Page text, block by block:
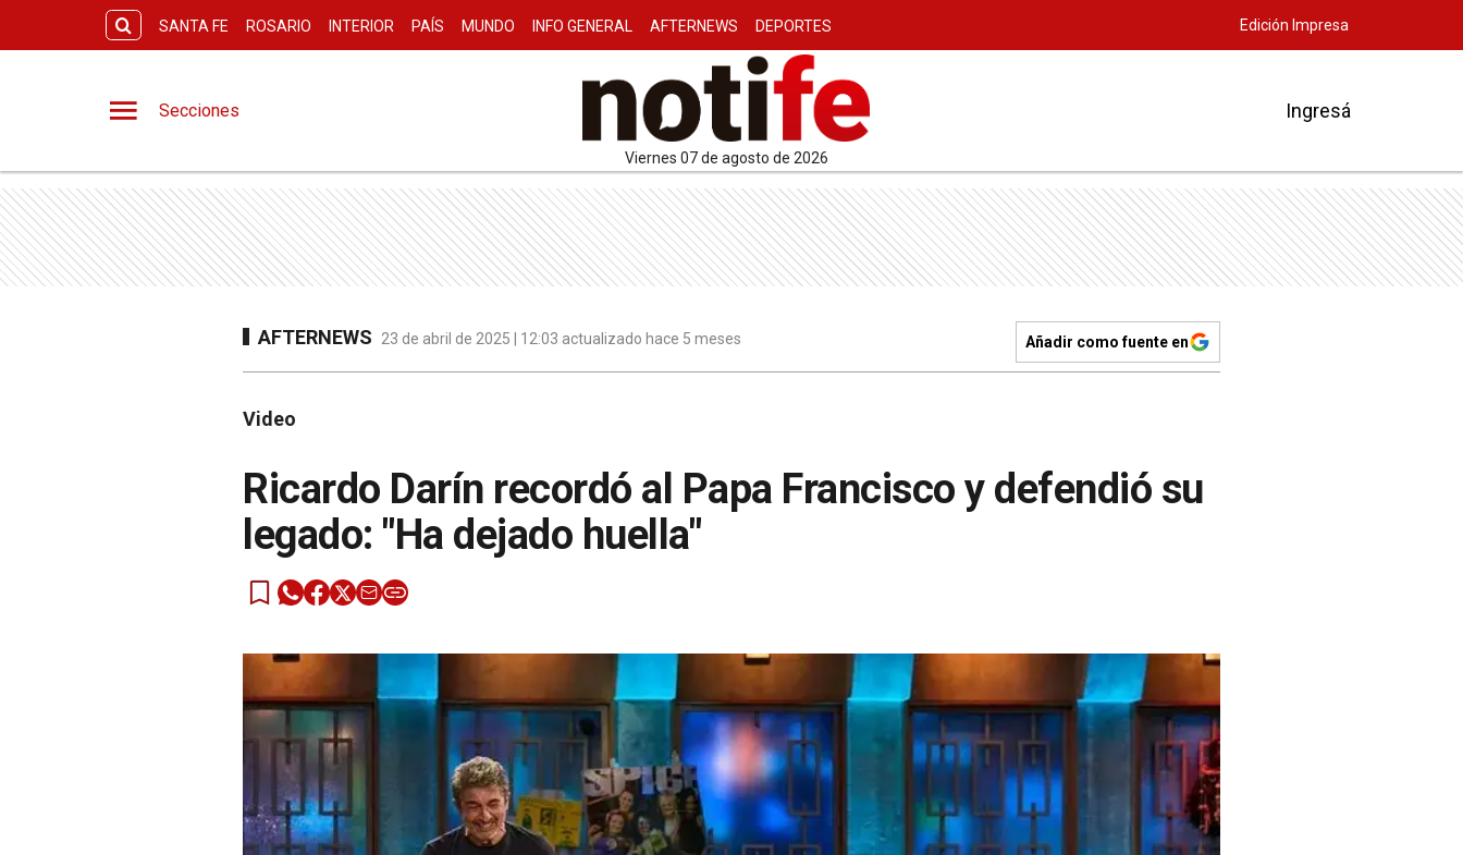
SANTA FE ROSARIO INTERIOR PAÍS MUNDO INFO GENERAL AFTERNEWS DEPORTES Edición Impresa
Secciones
viernes 07 de agosto de 2026
Ingresá
AFTERNEWS 23 de abril de 2025 | 12:03 actualizado hace 5 meses Añadir como fuente en
Video
Ricardo Darín recordó al Papa Francisco y defendió su
legado: "Ha dejado huella"